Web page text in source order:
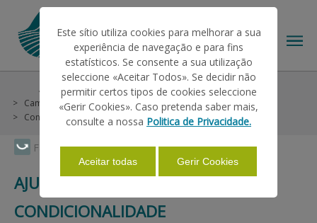
Faça Swipe para ver o menu
O IFAP
AJUDAS/APOIOS
INFORMAÇÕES
Ajudas/Apoios Condições Gerais
Condicionalidade
Campanha 2022
Ajudas Sujeitas à Condicionalidade
Continente
AJUDAS SUJEITAS À
CONDICIONALIDADE
Este sítio utiliza cookies para melhorar a sua
experiência de navegação e para fins
estatísticos. Se consente a sua utilização
seleccione «Aceitar Todos». Se decidir não
permitir certos tipos de cookies seleccione
«Gerir Cookies». Caso pretenda saber mais,
consulte a nossa Politica de Privacidade.
Aceitar todas Gerir Cookies